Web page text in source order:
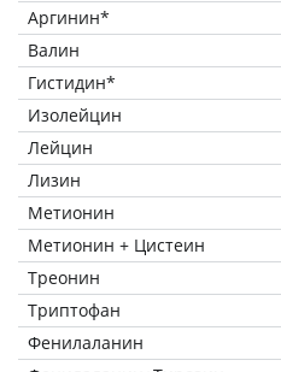
Аргинин*
Валин
Гистидин*
Изолейцин
Лейцин
Лизин
Метионин
Метионин + Цистеин
Треонин
Триптофан
Фенилаланин